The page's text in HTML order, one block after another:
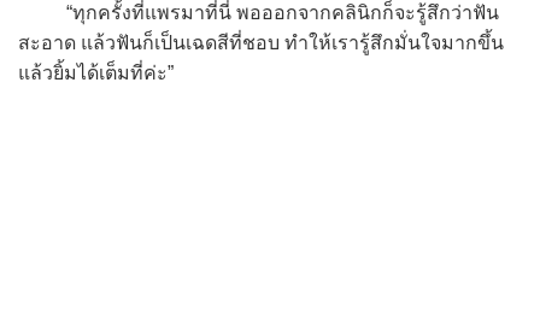
“ทุกครั้งที่แพรมาที่นี่ พอออกจากคลินิกก็จะรู้สึกว่าฟัน
สะอาด แล้วฟันก็เป็นเฉดสีที่ชอบ ทำให้เรารู้สึกมั่นใจมากขึ้น
แล้วยิ้มได้เต็มที่ค่ะ”